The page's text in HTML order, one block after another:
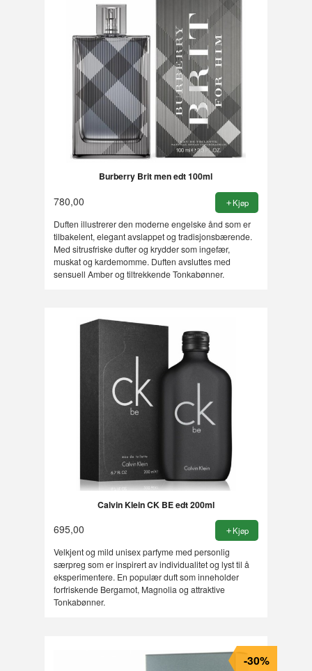
Burberry Brit men edt 100ml
780,00 Kjøp
Duften illustrerer den moderne engelske ånd som er
tilbakelent, elegant avslappet og tradisjonsbærende.
Med sitrusfriske dufter og krydder som ingefær,
muskat og kardemomme. Duften avsluttes med
sensuell Amber og tiltrekkende Tonkabønner.
Calvin Klein CK BE edt 200ml
695,00 Kjøp
Velkjent og mild unisex parfyme med personlig
særpreg som er inspirert av individualitet og lyst til å
eksperimentere. En populær duft som inneholder
forfriskende Bergamot, Magnolia og attraktive
Tonkabønner.
-30%